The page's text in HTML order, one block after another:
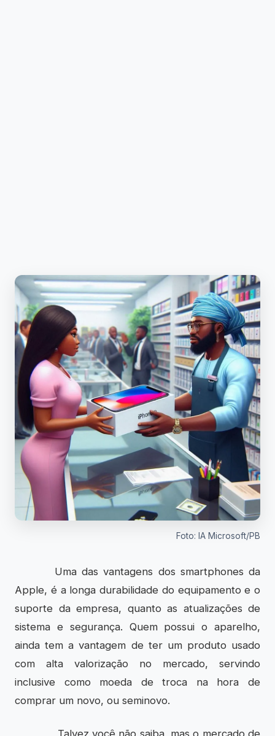
Foto: IA Microsoft/PB
Uma das vantagens dos smartphones da
Apple, é a longa durabilidade do equipamento e o
suporte da empresa, quanto as atualizações de
sistema e segurança. Quem possui o aparelho,
ainda tem a vantagem de ter um produto usado
com alta valorização no mercado, servindo
inclusive como moeda de troca na hora de
comprar um novo, ou seminovo.
Talvez você não saiba, mas o mercado de